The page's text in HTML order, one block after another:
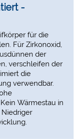
-
für die
Für Zirkonoxid,
der
verschleifen der
die
verwendbar.
Wärmestau in
Niedriger